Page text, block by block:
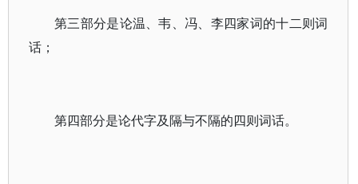
第三部分是论温、韦、冯、李四家词的十二则词
话；
第四部分是论代字及隔与不隔的四则词话。